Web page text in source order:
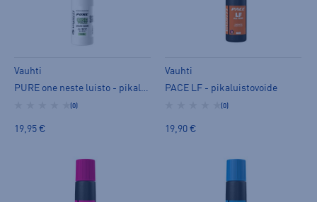
Vauhti
PURE one neste luisto - pikaluistovoide
(0)
19,95 €
Vauhti
PACE LF - pikaluistovoide
(0)
19,90 €